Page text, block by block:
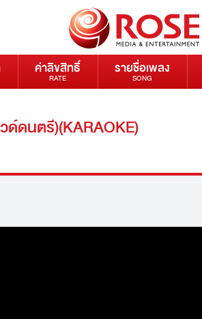
ค่าลิขสิทธิ์
RATE
รายชื่อเพลง
SONG
ดนตรี)(KARAOKE)